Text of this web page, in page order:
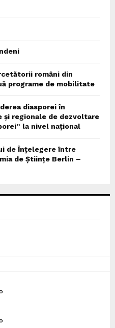
români din
programe de mobilitate
diasporei în
regionale de dezvoltare
la nivel național
de Înțelegere între
de Științe Berlin –